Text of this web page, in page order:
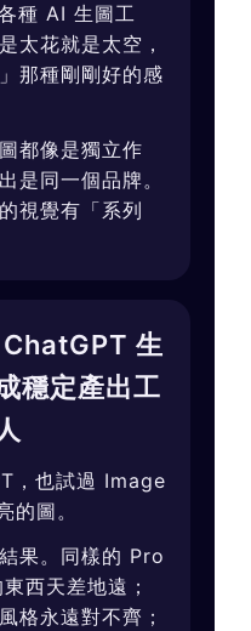
種 AI 生圖工
太花就是太空，
那種剛剛好的感
都像是獨立作
是同一個品牌。
視覺有「系列
生
穩定產出工
，也試過 Image
圖。
果。同樣的 Pro
西天差地遠；
格永遠對不齊；